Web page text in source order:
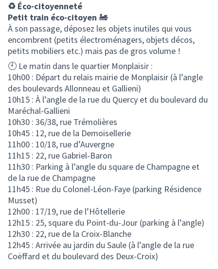
♻️ Éco-citoyenneté
Petit train éco-citoyen 🚂
À son passage, déposez les objets inutiles qui vous
encombrent (petits électroménagers, objets décos,
petits mobiliers etc.) mais pas de gros volume !
🕙 Le matin dans le quartier Monplaisir :
10h00 : Départ du relais mairie de Monplaisir (à l’angle
des boulevards Allonneau et Gallieni)
10h15 : À l’angle de la rue du Quercy et du boulevard du
Maréchal-Gallieni
10h30 : 36/38, rue Trémolières
10h45 : 12, rue de la Demoisellerie
11h00 : 10/18, rue d’Auvergne
11h15 : 22, rue Gabriel-Baron
11h30 : Parking à l’angle du square de Champagne et
de la rue de Champagne
11h45 : Rue du Colonel-Léon-Faye (parking Résidence
Musset)
12h00 : 17/19, rue de l’Hôtellerie
12h15 : 25, square du Point-du-Jour (parking à l’angle)
12h30 : 22, rue de la Croix-Blanche
12h45 : Arrivée au jardin du Saule (à l’angle de la rue
Coëffard et du boulevard des Deux-Croix)